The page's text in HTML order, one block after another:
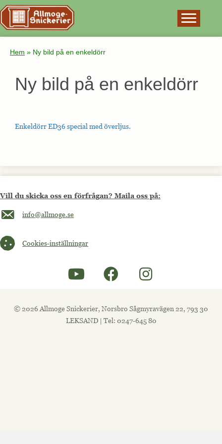
Hem » Ny bild på en enkeldörr
Ny bild på en enkeldörr
Enkeldörr ED36 special med överljus.
Vill du skicka oss en förfrågan? Maila oss på:
Maila oss på info@allmoge.se
info@allmoge.se
Cookies-inställningar
Cookies-inställningar
© 2026 Allmoge Snickerier, Norsbro Sågmyravägen 22, 793 30
LEKSAND | Tel: 0247-645 80